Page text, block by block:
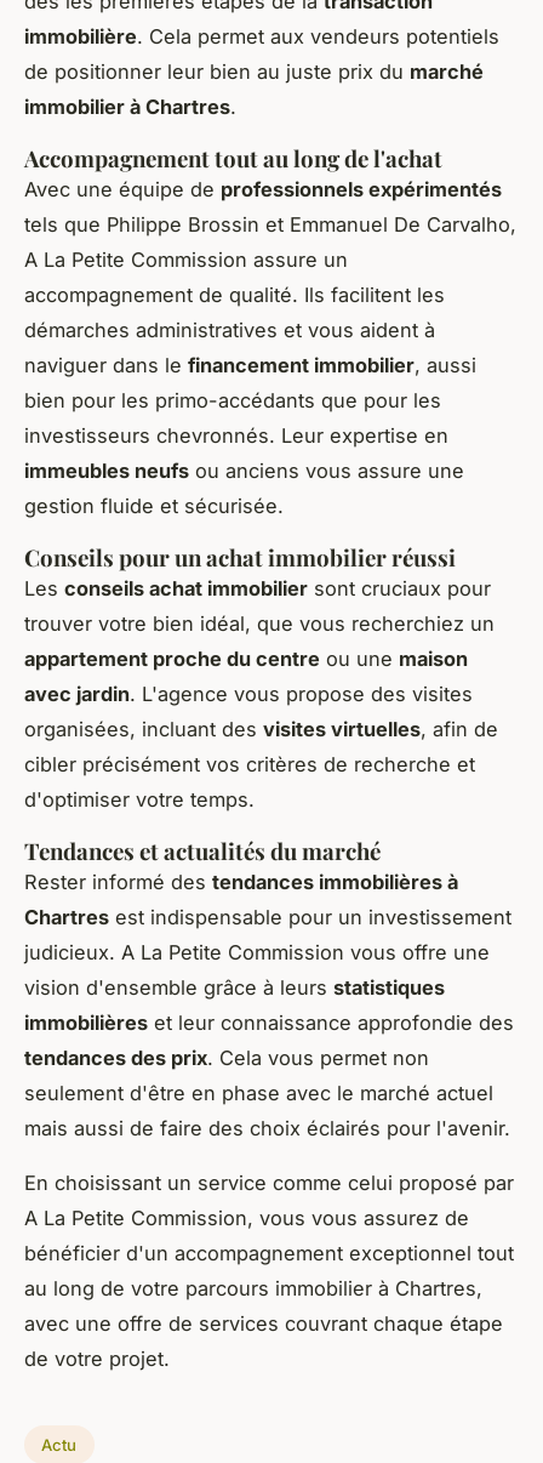
immobilière. Cela permet aux vendeurs potentiels
de positionner leur bien au juste prix du marché
immobilier à Chartres.
Accompagnement tout au long de l'achat
Avec une équipe de professionnels expérimentés
tels que Philippe Brossin et Emmanuel De Carvalho,
A La Petite Commission assure un
accompagnement de qualité. Ils facilitent les
démarches administratives et vous aident à
naviguer dans le financement immobilier, aussi
bien pour les primo-accédants que pour les
investisseurs chevronnés. Leur expertise en
immeubles neufs ou anciens vous assure une
gestion fluide et sécurisée.
Conseils pour un achat immobilier réussi
Les conseils achat immobilier sont cruciaux pour
trouver votre bien idéal, que vous recherchiez un
appartement proche du centre ou une maison
avec jardin. L'agence vous propose des visites
organisées, incluant des visites virtuelles, afin de
cibler précisément vos critères de recherche et
d'optimiser votre temps.
Tendances et actualités du marché
Rester informé des tendances immobilières à
Chartres est indispensable pour un investissement
judicieux. A La Petite Commission vous offre une
vision d'ensemble grâce à leurs statistiques
immobilières et leur connaissance approfondie des
tendances des prix. Cela vous permet non
seulement d'être en phase avec le marché actuel
mais aussi de faire des choix éclairés pour l'avenir.
En choisissant un service comme celui proposé par
A La Petite Commission, vous vous assurez de
bénéficier d'un accompagnement exceptionnel tout
au long de votre parcours immobilier à Chartres,
avec une offre de services couvrant chaque étape
de votre projet.
Actu